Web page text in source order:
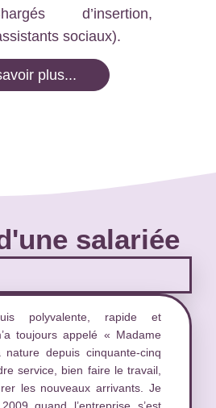
d’insertion,
sociaux).
plus...
salariée
polyvalente, rapide et
toujours appelé « Madame
depuis cinquante-cinq
service, bien faire le travail,
les nouveaux arrivants. Je